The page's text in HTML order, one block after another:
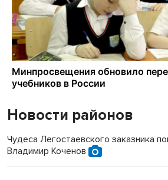
Новости районов
Чудеса Легостаевского заказника
Владимир Коченов